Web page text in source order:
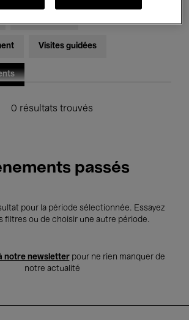
Visites guidées
0 résultats trouvés
passés
pour la période sélectionnée. Essayez
filtres ou de choisir une autre période.
notre newsletterpour ne rien manquer de
notre actualité